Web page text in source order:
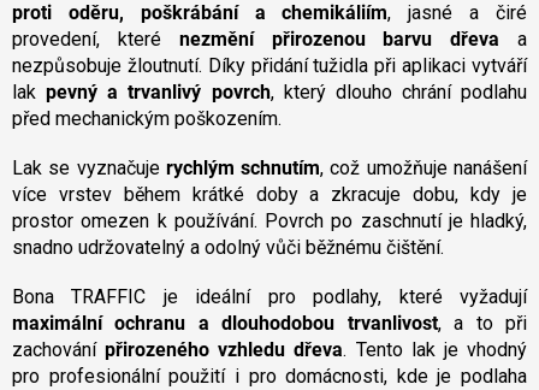
y
v
ý
p
i
u
proti oděru, poškrábání a chemikáliím, jasné a čiré
provedení, které nezmění přirozenou barvu dřeva a
nezpůsobuje žloutnutí. Díky přidání tužidla při aplikaci vytváří
lakpevný a trvanlivý povrch, který dlouho chrání podlahu
před mechanickým poškozením.
Lak se vyznačuje rychlým schnutím, což umožňuje nanášení
více vrstev během krátké doby a zkracuje dobu, kdy je
prostor omezen k používání. Povrch po zaschnutí je hladký,
snadno udržovatelný a odolný vůči běžnému čištění.
Bona TRAFFIC je ideální pro podlahy, které vyžadují
maximální ochranu a dlouhodobou trvanlivost, a to při
zachovánípřirozeného vzhledu dřeva. Tento lak je vhodný
pro profesionální použití i pro domácnosti, kde je podlaha